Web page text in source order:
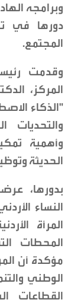
وبرامجه
دورها في
المجتمع.
وقدمت
المركز،
"الذكاء
والتحديات
وأهمية
الحديثة
بدورها،
النساء
المرأة
المحطات
مؤكدة أن
الوطني
القطاعات